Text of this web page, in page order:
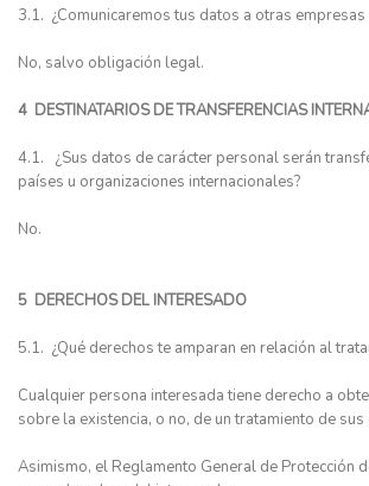
3.1. ¿Comunicaremos tus datos a otras empresas
No, salvo obligación legal.
4 DESTINATARIOS DE TRANSFERENCIAS
4.1. ¿Sus datos de carácter personal serán
países u organizaciones internacionales?
No.
5 DERECHOS DEL INTERESADO
5.1. ¿Qué derechos te amparan en relación al
Cualquier persona interesada tiene derecho a
sobre la existencia, o no, de un tratamiento de
Asimismo, el Reglamento General de Protección